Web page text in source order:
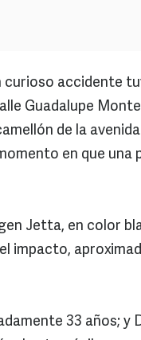
curioso accidente
Guadalupe
de la
en que una
Jetta, en color
impacto,
33 años; y